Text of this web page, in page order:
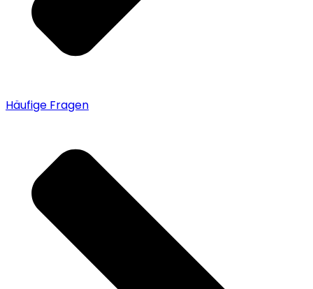
Häufige Fragen